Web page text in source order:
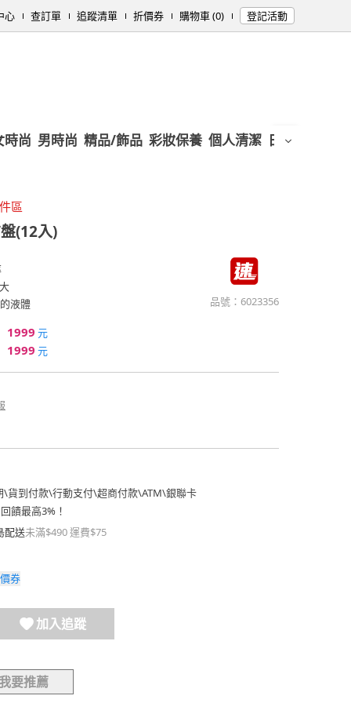
心 查訂單 追蹤清單 折價券 購物車 (0) 登記活動
時尚 男時尚 精品/飾品 彩妝保養 個人清潔 日用/紙品
區
(12入)
液體
品號： 6023356
1999 元
1999 元
\貨到付款\行動支付\超商付款\ATM\銀聯卡
饋最高3%！
配送未滿$490 運費$75
券
加入追蹤
要推薦